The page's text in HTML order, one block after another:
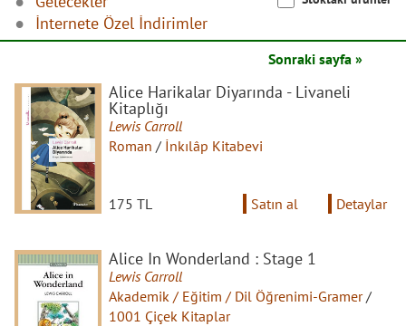
İnternete Özel İndirimler
Sonraki sayfa »
Alice Harikalar Diyarında - Livaneli
Kitaplığı
Lewis Carroll
Roman / İnkılâp Kitabevi
175 TL Satın al Detaylar
Alice In Wonderland : Stage 1
Lewis Carroll
Akademik / Eğitim / Dil Öğrenimi-Gramer/
1001 Çiçek Kitaplar